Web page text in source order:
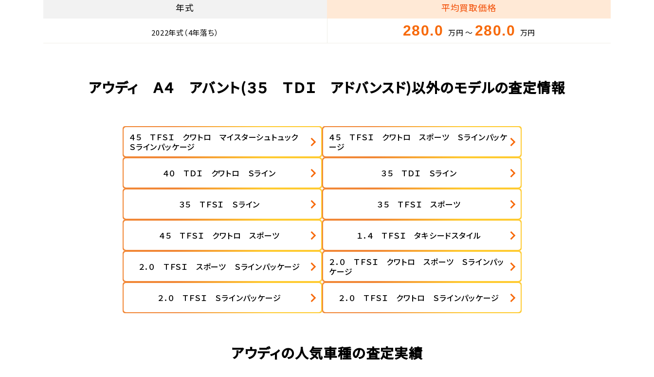
年式 平均買取価格
2022年式（4年落ち） 280.0 万円 ～ 280.0 万円
アウディ Ａ４ アバント(３５ ＴＤＩ アドバンスド)以外のモデルの査定情報
４５ ＴＦＳＩ クワトロ マイスターシュトュック
Ｓラインパッケージ
４５ ＴＦＳＩ クワトロ スポーツ Ｓラインパッケ
ージ
４０ ＴＤＩ クワトロ Ｓライン ３５ ＴＤＩ Ｓライン
３５ ＴＦＳＩ Ｓライン ３５ ＴＦＳＩ スポーツ
４５ ＴＦＳＩ クワトロ スポーツ １．４ ＴＦＳＩ タキシードスタイル
２．０ ＴＦＳＩ スポーツ Ｓラインパッケージ
２．０ ＴＦＳＩ クワトロ スポーツ Ｓラインパッ
ケージ
２．０ ＴＦＳＩ Ｓラインパッケージ ２．０ ＴＦＳＩ クワトロ Ｓラインパッケージ
アウディの人気車種の査定実績